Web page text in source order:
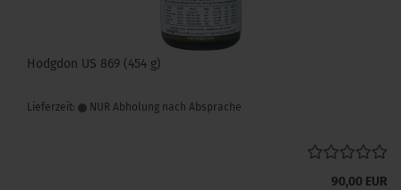
Hodgdon US 869 (454 g)
Lieferzeit: NUR Abholung nach Absprache
90,00 EUR